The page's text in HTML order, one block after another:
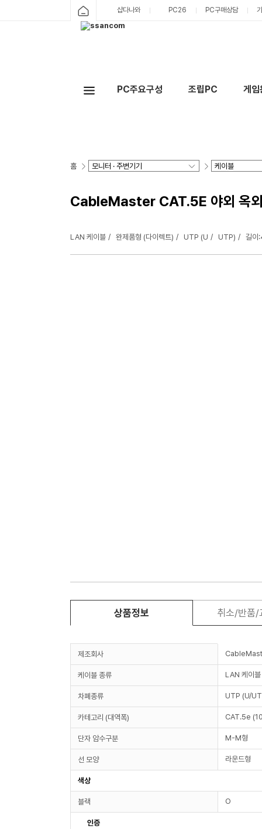
샵다나와 PC26 PC구매상담
PC주요구성 조립PC 게
홈
CableMaster CAT.5E 야외 옥
LAN 케이블 완제품형 (다이렉트) UTP (U UTP) 길이
상품정보 취소/반품/
제조회사
케이블 종류 LAN 케이블
차폐종류 UTP (U/
카테고리 (대역폭) CAT.5e
단자 암수구분 M-M형
선 모양 라운드형
색상
블랙 O
인증